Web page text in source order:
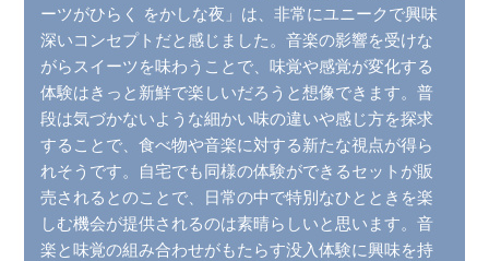
ーツがひらく をかしな夜」は、非常にユニークで興味
深いコンセプトだと感じました。音楽の影響を受けな
がらスイーツを味わうことで、味覚や感覚が変化する
体験はきっと新鮮で楽しいだろうと想像できます。普
段は気づかないような細かい味の違いや感じ方を探求
することで、食べ物や音楽に対する新たな視点が得ら
れそうです。自宅でも同様の体験ができるセットが販
売されるとのことで、日常の中で特別なひとときを楽
しむ機会が提供されるのは素晴らしいと思います。音
楽と味覚の組み合わせがもたらす没入体験に興味を持